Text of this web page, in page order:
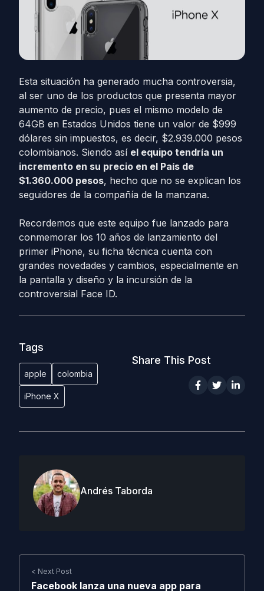
Esta situación ha generado mucha controversia,
al ser uno de los productos que presenta mayor
aumento de precio, pues el mismo modelo de
64GB en Estados Unidos tiene un valor de $999
dólares sin impuestos, es decir, $2.939.000 pesos
colombianos. Siendo así el equipo tendría un
incremento en su precio en el País de
$1.360.000 pesos, hecho que no se explican los
seguidores de la compañía de la manzana.
Recordemos que este equipo fue lanzado para
conmemorar los 10 años de lanzamiento del
primer iPhone, su ficha técnica cuenta con
grandes novedades y cambios, especialmente en
la pantalla y diseño y la incursión de la
controversial Face ID.
Tags
apple colombia
iPhone X
Share This Post
Andrés Taborda
< Next Post
Facebook lanza una nueva app para